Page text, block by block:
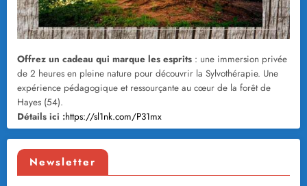
Offrez un cadeau qui marque les esprits : une immersion privée
de 2 heures en pleine nature pour découvrir la Sylvothérapie. Une
expérience pédagogique et ressourçante au cœur de la forêt de
Hayes (54).
Détails ici :https://sl1nk.com/P31mx
Newsletter